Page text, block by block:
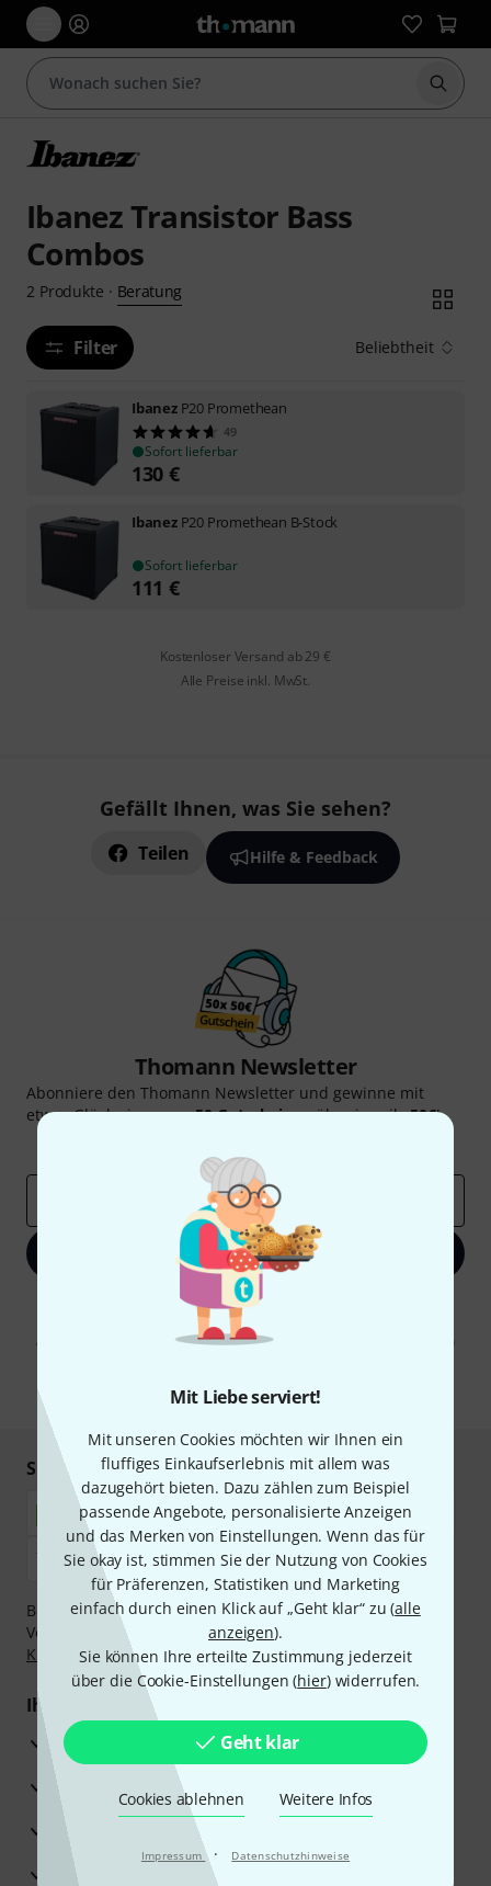
Mit Liebe serviert!
Mit unseren Cookies möchten wir Ihnen ein
fluffiges Einkaufserlebnis mit allem was
dazugehört bieten. Dazu zählen zum Beispiel
passende Angebote, personalisierte Anzeigen
und das Merken von Einstellungen. Wenn das für
Sie okay ist, stimmen Sie der Nutzung von Cookies
für Präferenzen, Statistiken und Marketing
einfach durch einen Klick auf „Geht klar“ zu (alle
anzeigen).
Sie können Ihre erteilte Zustimmung jederzeit
über die Cookie-Einstellungen (hier) widerrufen.
Geht klar
Cookies ablehnen Weitere Infos
Impressum · Datenschutzhinweise
Suche
Ibanez Transistor Bass
Combos
2 Produkte · Beratung
Filter Beliebtheit
Ibanez P20 Promethean
49
Sofort lieferbar
130 €
Ibanez P20 Promethean B-Stock
Sofort lieferbar
111 €
Kostenloser Versand ab 29 €
Alle Preise inkl. MwSt.
Gefällt Ihnen, was Sie sehen?
Teilen Hilfe & Feedback
Thomann Newsletter
Abonniere den Thomann Newsletter und gewinne mit
etwas Glück einen von50 Gutscheinenüber jeweils50€!
Jetzt anmelden
Mit Klick auf „Jetzt anmelden“ stimmen Sie dem Erhalt von E-Mail-
Werbung und einer Messung des E-Mail-Nutzungsverhaltens zu. Die
Abmeldung ist jederzeit möglich. Weitere Informationen finden Sie in
* Pflichtfeld
Sicher einkaufen & bezahlen
Bezahlen Sie vertraulich und sicher per Nachnahme,
Vorkasse, PayPal, Amazon Pay,Klarna Sofort bezahlen
Klarna Ratenzahlungoder Kreditkarte.
Ihre Vorteile
3 Jahre Thomann Garantie
30 Tage Money-Back-Garantie
Beratung durch Fachexperten